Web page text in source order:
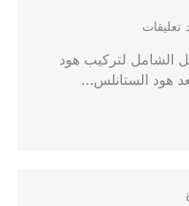
تعليقات
الشامل لتركيب هود
هود الستانلس…